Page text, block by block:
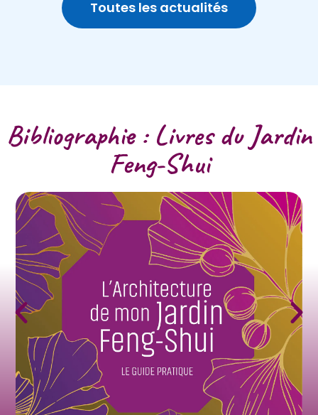
Toutes les actualités
Bibliographie : Livres du Jardin
Feng-Shui